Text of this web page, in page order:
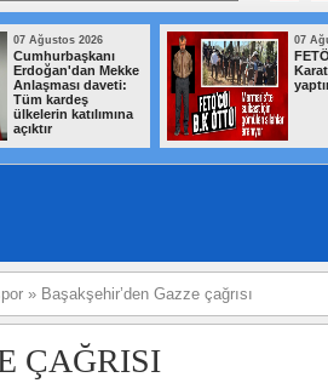
07 Ağustos 2026
Cumhurbaşkanı
Erdoğan'dan Mekke
Anlaşması daveti:
Tüm kardeş
ülkelerin katılımına
açıktır
07
» Başakşehir’den Gazze çağrısı
ÇAĞRISI